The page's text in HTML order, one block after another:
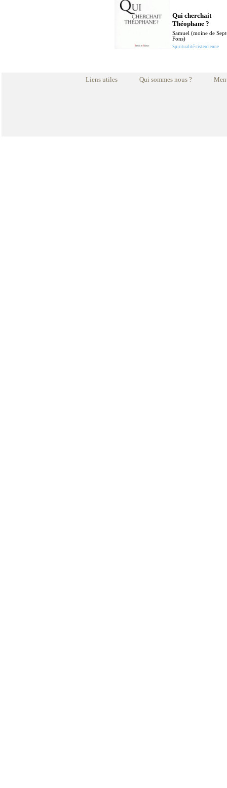
Qui cherchait
Théophane ?
Samuel (moine de
Fons)
Spiritualité cistercienne
Liens utiles Qui sommes nous ?